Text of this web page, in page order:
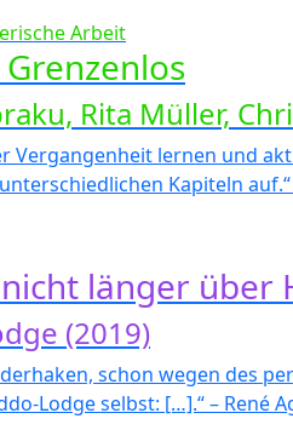
Arbeit
Rita Müller,
Vergangenheit lernen und
Kapiteln auf.“
länger über
(2019)
schon wegen des
Lodge selbst: […].“ – René